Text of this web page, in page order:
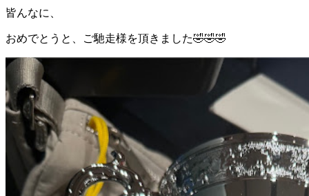
皆んなに、
おめでとうと、ご馳走様を頂きました🤣🤣🤣